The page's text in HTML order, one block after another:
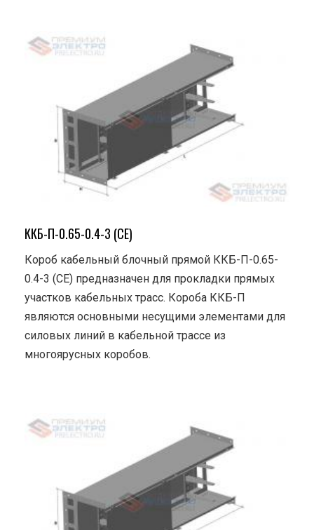
ККБ-П-0.65-0.4-3 (СЕ)
Короб кабельный блочный прямой ККБ-П-0.65-
0.4-3 (СЕ) предназначен для прокладки прямых
участков кабельных трасс. Короба ККБ-П
являются основными несущими элементами для
силовых линий в кабельной трассе из
многоярусных коробов.